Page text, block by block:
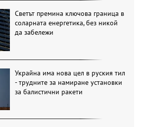
Светът премина ключова граница в
соларната енергетика, без никой
да забележи
Украйна има нова цел в руския тил
- трудните за намиране установки
за балистични ракети